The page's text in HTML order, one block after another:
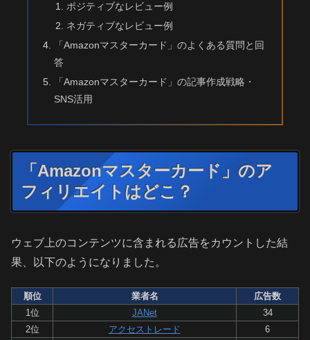
ポジティブなレビュー例
ネガティブなレビュー例
「Amazonマスターカード」のよくある質問と回
答
「Amazonマスターカード」の記事作成戦略・
SNS活用
「Amazonマスターカード」のア
フィリエイトはどこ？
ウェブ上のコンテンツに含まれる広告をカウントした結
果、以下のようになりました。
順位 業者名
広告数
1位
JANet
34
2位
アクセストレード
6